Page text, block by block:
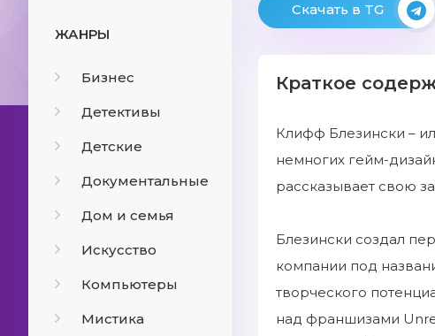
ЖАНРЫ
Бизнес
Детективы
Детские
Документальные
Дом и семья
Искусство
Компьютеры
Мистика
Скачать в TG
Краткое
Клифф Блезински –
немногих гейм-
рассказывает свою
Блезински создал
компании под
творческого
над франшизами